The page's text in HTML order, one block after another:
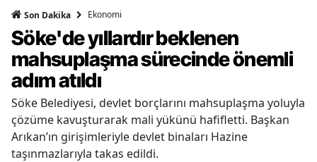
Son Dakika Ekonomi
Söke'de yıllardır beklenen
mahsuplaşma sürecinde önemli
adım atıldı
Söke Belediyesi, devlet borçlarını mahsuplaşma yoluyla
çözüme kavuşturarak mali yükünü hafifletti. Başkan
Arıkan’ın girişimleriyle devlet binaları Hazine
taşınmazlarıyla takas edildi.